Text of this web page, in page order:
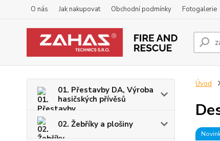
O nás Jak nakupovat Obchodní podmínky Fotogalerie
01. Přestavby DA, Výroba
hasičských přívěsů
02. Žebříky a plošiny
Úvod